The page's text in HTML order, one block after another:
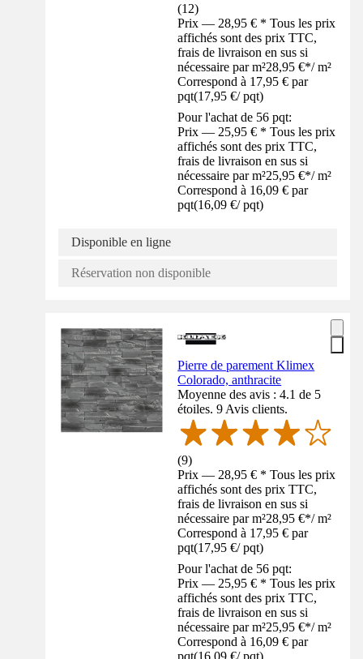
(12)
Prix — 28,95 € * Tous les prix
affichés sont des prix TTC,
frais de livraison en sus si
nécessaire par m²28,95 €*/ m²
Correspond à 17,95 € par
pqt(17,95 €/ pqt)
Pour l'achat de 56 pqt:
Prix — 25,95 € * Tous les prix
affichés sont des prix TTC,
frais de livraison en sus si
nécessaire par m²25,95 €*/ m²
Correspond à 16,09 € par
pqt(16,09 €/ pqt)
Disponible en ligne
Réservation non disponible
Pierre de parement Klimex
Colorado, anthracite
Moyenne des avis : 4.1 de 5
étoiles. 9 Avis clients.
(9)
Prix — 28,95 € * Tous les prix
affichés sont des prix TTC,
frais de livraison en sus si
nécessaire par m²28,95 €*/ m²
Correspond à 17,95 € par
pqt(17,95 €/ pqt)
Pour l'achat de 56 pqt:
Prix — 25,95 € * Tous les prix
affichés sont des prix TTC,
frais de livraison en sus si
nécessaire par m²25,95 €*/ m²
Correspond à 16,09 € par
pqt(16,09 €/ pqt)